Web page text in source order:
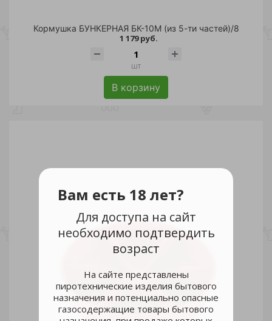
Вам есть 18 лет?
Для доступа на сайт
необходимо подтвердить
возраст
На сайте представлены
пиротехнические изделия бытового
назначения и потенциально опасные
газосодержащие товары бытового
Кормушка БУНКЕРНАЯ БК-10М (из 5-ти частей)/8
1 179 руб.
шт
В корзину